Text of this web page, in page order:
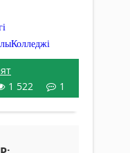
1 522 1